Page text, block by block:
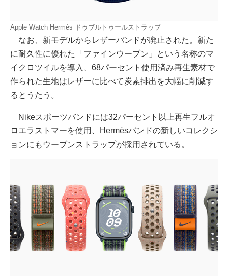
Apple Watch Hermès ドゥブルトゥールストラップ
なお、新モデルからレザーバンドが廃止された。新た
に耐久性に優れた「ファインウーブン」という名称のマ
イクロツイルを導入、68パーセント使用済み再生素材で
作られた生地はレザーに比べて炭素排出を大幅に削減す
るとうたう。
Nikeスポーツバンドには32パーセント以上再生フルオ
ロエラストマーを使用、Hermèsバンドの新しいコレクシ
ョンにもウーブンストラップが採用されている。